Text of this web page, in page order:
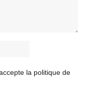
la politique de